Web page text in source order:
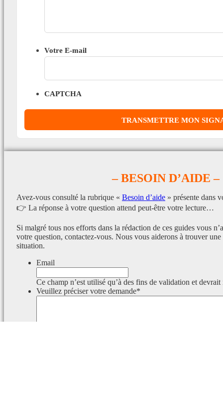
Votre E-mail
CAPTCHA
– BESOIN D’AIDE –
Avez-vous consulté la rubrique « Besoin d’aide » présente dans
👉 La réponse à votre question attend peut-être votre lecture…
Si malgré tous nos efforts dans la rédaction de ces guides vous
votre question, contactez-vous. Nous vous aiderons à trouver
situation.
Email
Ce champ n’est utilisé qu’à des fins de validation et devrait
Veuillez préciser votre demande*